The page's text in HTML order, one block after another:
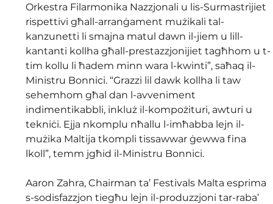
Orkestra Filarmonika Nazzjonali u lis-Surmastrijiet
rispettivi għall-arranġament mużikali tal-
kanzunetti li smajna matul dawn il-jiem u lill-
kantanti kollha għall-prestazzjonijiet tagħhom u t-
tim kollu li ħadem minn wara l-kwinti”, saħaq il-
Ministru Bonnici. “Grazzi lil dawk kollha li taw
sehemhom għal dan l-avveniment
indimentikabbli, inkluż il-kompożituri, awturi u
tekniċi. Ejja nkomplu nħallu l-imħabba lejn il-
mużika Maltija tkompli tissawwar ġewwa fina
lkoll”, temm jgħid il-Ministru Bonnici.
Aaron Zahra, Chairman ta’ Festivals Malta esprima
s-sodisfazzjon tiegħu lejn il-produzzjoni tar-raba’